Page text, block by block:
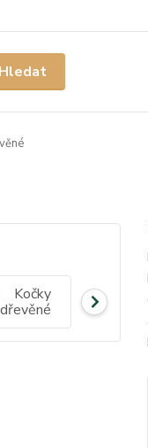
Hledat